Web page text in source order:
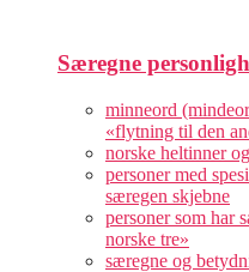
Særegne
minneord
«flytning til den
norske heltinner
personer med
særegen skjebne
personer som har
norske tre»
særegne og